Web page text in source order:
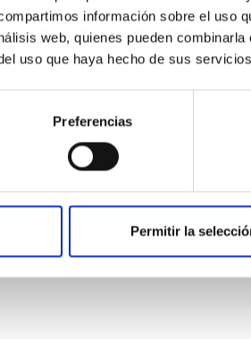
información sobre el uso
web, quienes pueden
uso que haya hecho de sus
Preferencias
Permitir la
1
of the Einstein Cross
imaged gravitationally lensed
technique. This technique